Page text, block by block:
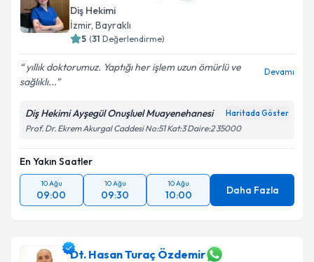
Diş Hekimi
İzmir, Bayraklı
5 (31 Değerlendirme)
yıllık doktorumuz. Yaptığı her işlem uzun ömürlü ve
sağlıklı...
Devamı
Diş Hekimi Ayşegül Onuşluel Muayenehanesi Haritada Göster
Prof. Dr. Ekrem Akurgal Caddesi No:51 Kat:3 Daire:2 35000
En Yakın Saatler
10 Ağu
09:00
10 Ağu
09:30
10 Ağu
10:00 Daha Fazla
Dt. Hasan Turaç Özdemir